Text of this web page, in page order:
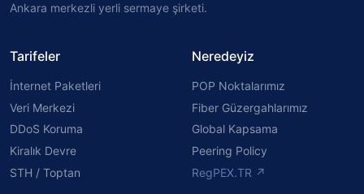
Ankara merkezli yerli sermaye şirketi.
Tarifeler
İnternet Paketleri
Veri Merkezi
DDoS Koruma
Kiralık Devre
STH / Toptan
Neredeyiz
POP Noktalarımız
Fiber Güzergahlarımız
Global Kapsama
Peering Policy
RegPEX.TR ↗